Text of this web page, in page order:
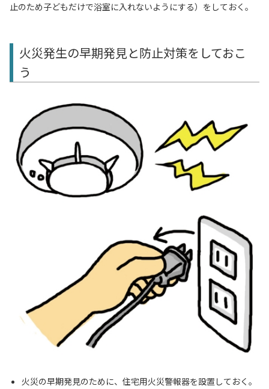
止のため子どもだけで浴室に入れないようにする）をしておく。
火災発生の早期発見と防止対策をしておこ
う
火災の早期発見のために、住宅用火災警報器を設置しておく。